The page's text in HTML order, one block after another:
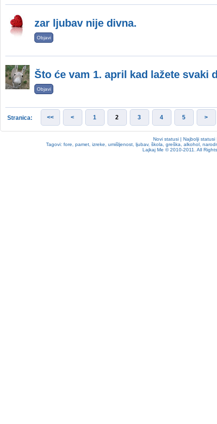
zar ljubav nije divna.
Objavi
Što će vam 1. april kad lažete svaki
Objavi
Stranica: << < 1 2 3 4 5 >
Novi statusi |Najbolji statusi
Tagovi: fore pamet izreke umišljenost ljubav, škola greška alkohol
Lajkaj Me © 2010-2011. All